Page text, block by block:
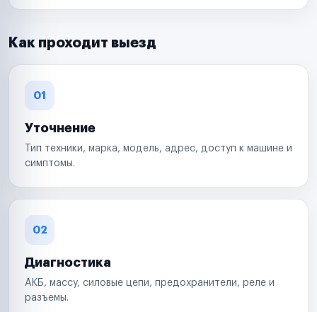
Как проходит выезд
01
Уточнение
Тип техники, марка, модель, адрес, доступ к машине и
симптомы.
02
Диагностика
АКБ, массу, силовые цепи, предохранители, реле и
разъемы.